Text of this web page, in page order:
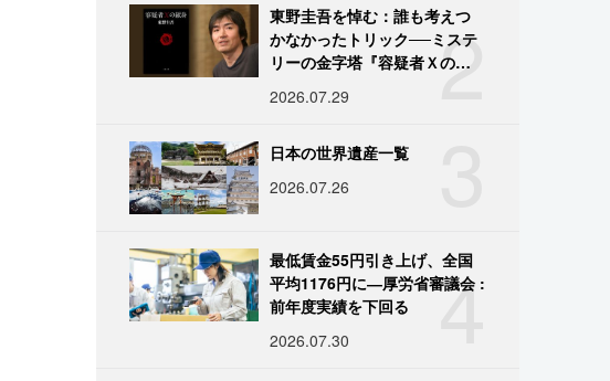
2
東野圭吾を悼む：誰も考えつ
かなかったトリック──ミステ
リーの金字塔『容疑者Ｘの献
2026.07.29
日本の世界遺産一覧
2026.07.26
4
最低賃金55円引き上げ、全国
平均1176円に―厚労省審議会 :
前年度実績を下回る
2026.07.30